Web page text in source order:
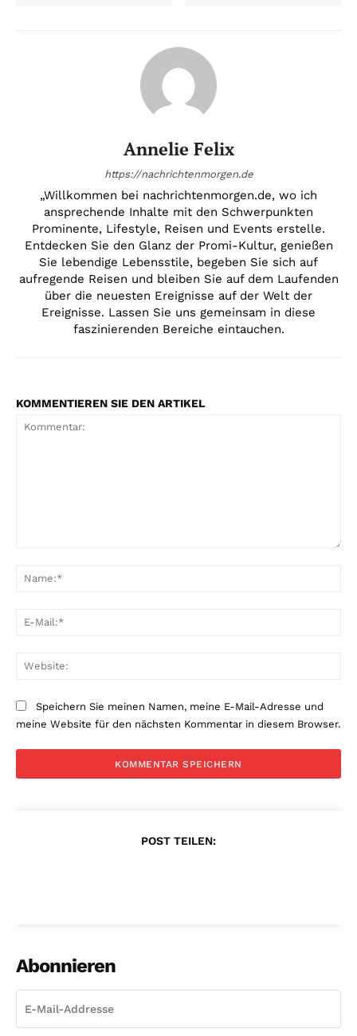
Annelie Felix
https://nachrichtenmorgen.de
„Willkommen bei nachrichtenmorgen.de, wo ich
ansprechende Inhalte mit den Schwerpunkten
Prominente, Lifestyle, Reisen und Events erstelle.
Entdecken Sie den Glanz der Promi-Kultur, genießen
Sie lebendige Lebensstile, begeben Sie sich auf
aufregende Reisen und bleiben Sie auf dem Laufenden
über die neuesten Ereignisse auf der Welt der
Ereignisse. Lassen Sie uns gemeinsam in diese
faszinierenden Bereiche eintauchen.
KOMMENTIEREN SIE DEN ARTIKEL
Speichern Sie meinen Namen, meine E-Mail-Adresse und
meine Website für den nächsten Kommentar in diesem Browser.
POST TEILEN:
Abonnieren